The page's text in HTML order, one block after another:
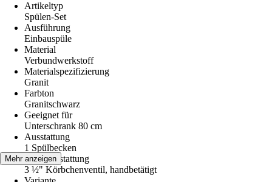
Artikeltyp
Spülen-Set
Ausführung
Einbauspüle
Material
Verbundwerkstoff
Materialspezifizierung
Granit
Farbton
Granitschwarz
Geeignet für
Unterschrank 80 cm
Ausstattung
1 Spülbecken
Ventilausstattung
3 ½" Körbchenventil, handbetätigt
Mehr anzeigen